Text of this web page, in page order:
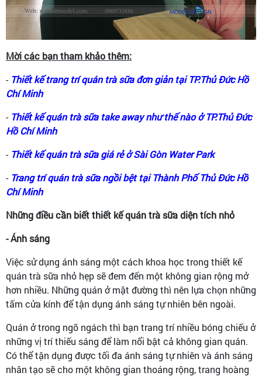
Mời các bạn tham khảo thêm:
-Thiết kế trang trí quán trà sữa đơn giản tại TP.Thủ Đức Hồ
Chí Minh
- Thiết kế quán trà sữa take away như thế nào ở TP.Thủ Đức
Hồ Chí Minh
- Thiết kế quán trà sữa giá rẻ ở Sài Gòn Water Park
- Trang trí quán trà sữa ngồi bệt tại Thành Phố Thủ Đức Hồ
Chí Minh
Những điều cần biết thiết kế quán trà sữa diện tích nhỏ
- Ánh sáng
Việc sử dụng ánh sáng một cách khoa học trong thiết kế
quán trà sữa nhỏ hẹp sẽ đem đến một không gian rộng mở
hơn nhiều. Những quán ở mặt đường thì nên lựa chọn những
tấm cửa kính để tận dụng ánh sáng tự nhiên bên ngoài.
Quán ở trong ngõ ngách thì bạn trang trí nhiều bóng chiếu ở
những vị trí thiếu sáng để làm nổi bật cả không gian quán.
Có thể tận dụng được tối đa ánh sáng tự nhiên và ánh sáng
nhân tạo sẽ cho một không gian thoáng rộng, trang hoàng